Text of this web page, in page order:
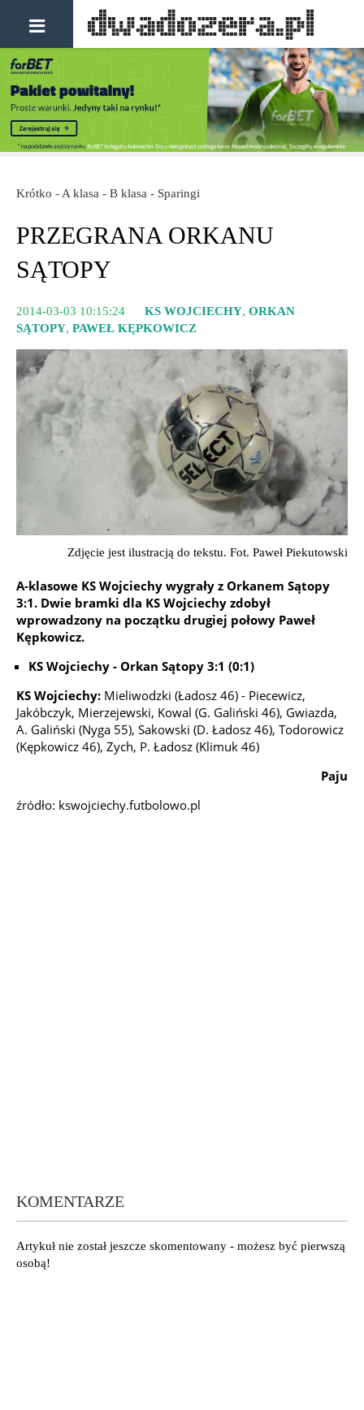
Krótko - A klasa - B klasa - Sparingi
PRZEGRANA ORKANU
SĄTOPY
2014-03-03 10:15:24 KS WOJCIECHY, ORKAN
SĄTOPY, PAWEŁ KĘPKOWICZ
Zdjęcie jest ilustracją do tekstu. Fot. Paweł Piekutowski
A-klasowe KS Wojciechy wygrały z Orkanem Sątopy
3:1. Dwie bramki dla KS Wojciechy zdobył
wprowadzony na początku drugiej połowy Paweł
Kępkowicz.
KS Wojciechy - Orkan Sątopy 3:1 (0:1)
KS Wojciechy: Mieliwodzki (Ładosz 46) - Piecewicz,
Jakóbczyk, Mierzejewski, Kowal (G. Galiński 46), Gwiazda,
A. Galiński (Nyga 55), Sakowski (D. Ładosz 46), Todorowicz
(Kępkowicz 46), Zych, P. Ładosz (Klimuk 46)
Paju
źródło: kswojciechy.futbolowo.pl
KOMENTARZE
Artykuł nie został jeszcze skomentowany - możesz być pierwszą
osobą!